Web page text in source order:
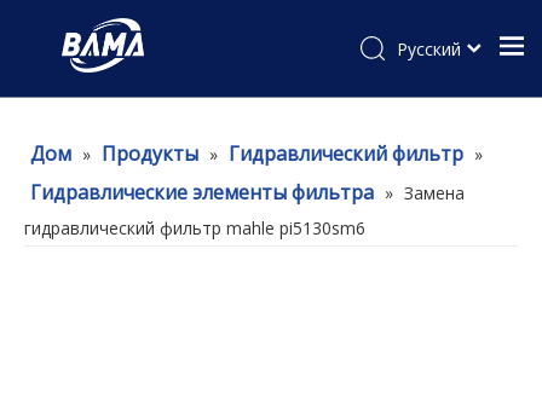
Pусский
Дом » Продукты » Гидравлический фильтр »
Гидравлические элементы фильтра » Замена
гидравлический фильтр mahle pi5130sm6